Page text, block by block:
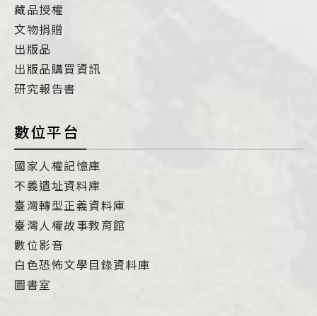
藏品授權
文物捐贈
出版品
出版品購買資訊
研究報告書
數位平台
國家人權記憶庫
不義遺址資料庫
臺灣轉型正義資料庫
臺灣人權故事教育館
數位影音
白色恐怖文學目錄資料庫
圖書室